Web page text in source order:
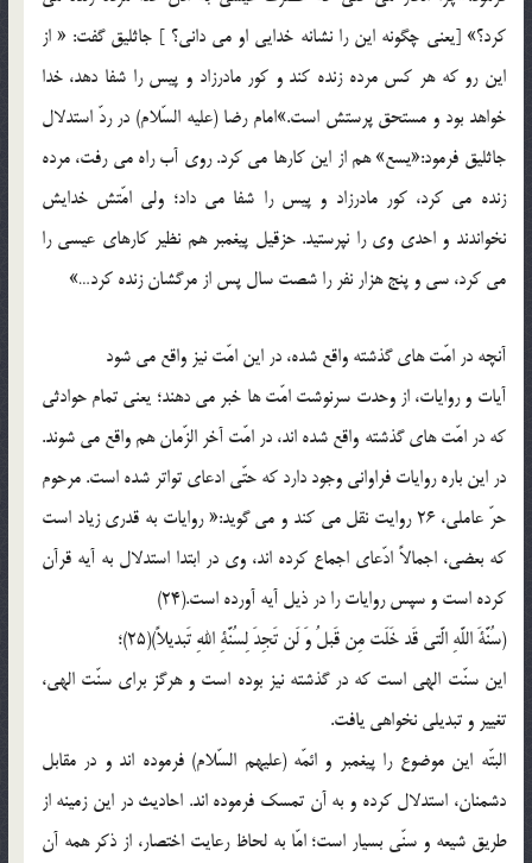
کرد؟» [یعنی چگونه این را نشانه خدایی او می دانی؟ ] جاثلیق گفت: « از
این رو که هر کس مرده زنده کند و کور مادرزاد و پیس را شفا دهد، خدا
خواهد بود و مستحق پرستش است.»امام رضا (علیه السّلام) در ردّ استدلال
جاثلیق فرمود:«یسع» هم از این کارها می کرد. روی آب راه می رفت، مرده
زنده می کرد، کور مادرزاد و پیس را شفا می داد؛ ولی امّتش خدایش
نخواندند و احدی وی را نپرستید. حزقیل پیغمبر هم نظیر کارهای عیسی را
می کرد، سی و پنج هزار نفر را شصت سال پس از مرگشان زنده کرد…»
آنچه در امّت های گذشته واقع شده، در این امّت نیز واقع می شود
آیات و روایات، از وحدت سرنوشت امّت ها خبر می دهند؛ یعنی تمام حوادثی
که در امّت های گذشته واقع شده اند، در امّت آخر الزّمان هم واقع می شوند.
در این باره روایات فراوانی وجود دارد که حتّی ادعای تواتر شده است. مرحوم
حرّ عاملی، 26 روایت نقل می کند و می گوید:« روایات به قدری زیاد است
که بعضی، اجمالاً ادّعای اجماع کرده اند، وی در ابتدا استدلال به آیه قرآن
کرده است و سپس روایات را در ذیل آیه آورده است.(24)
(سُنَّةَ اللَّهِ الَّتی قَد خَلَت مِن قَبلُ وَ لَن تَجِدَ لِسُنَّةِ اللهِ تَبدیلاً)(25)؛
این سنّت الهی است که در گذشته نیز بوده است و هرگز برای سنّت الهی،
تغییر و تبدیلی نخواهی یافت.
البتّه این موضوع را پیغمبر و ائمّه (علیهم السّلام) فرموده اند و در مقابل
دشمنان، استدلال کرده و به آن تمسک فرموده اند. احادیث در این زمینه از
طریق شیعه و سنّی بسیار است؛ امّا به لحاظ رعایت اختصار، از ذکر همه آن